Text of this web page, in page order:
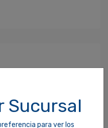
Sucursal
para ver los